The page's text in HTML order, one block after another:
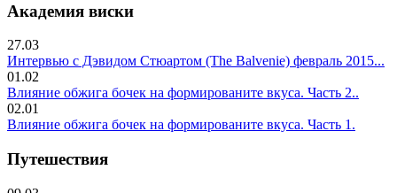
Академия виски
27.03
Интервью с Дэвидом Стюартом (The Balvenie) февраль 2015...
01.02
Влияние обжига бочек на формированите вкуса. Часть 2..
02.01
Влияние обжига бочек на формированите вкуса. Часть 1.
Путешествия